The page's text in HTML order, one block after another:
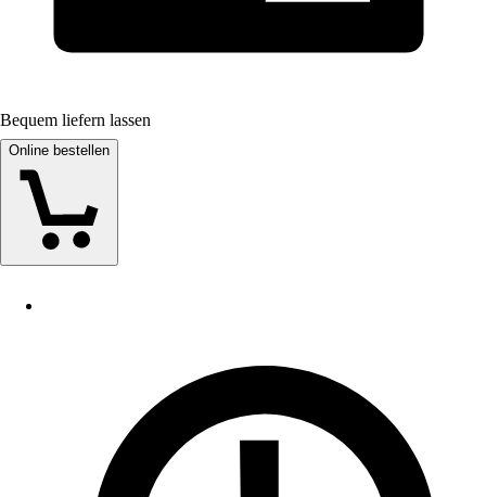
Bequem liefern lassen
Online bestellen